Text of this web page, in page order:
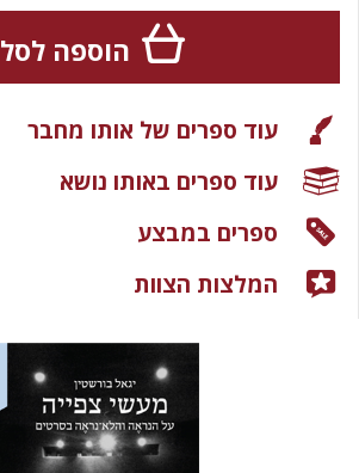
הוספה לסל
עוד ספרים של אותו מחבר
עוד ספרים באותו נושא
ספרים במבצע
המלצות הצוות